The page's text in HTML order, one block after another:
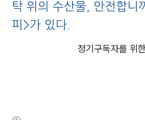
탁 위의 수산물, 안전합니
피>가 있다.
정기구독자를 위한